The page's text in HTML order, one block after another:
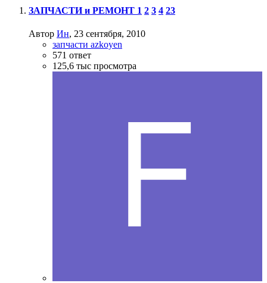
ЗАПЧАСТИ и РЕМОНТ 1 2 3 4 23
Автор Ин, 23 сентября, 2010
запчасти azkoyen
571 ответ
125,6 тыс просмотра